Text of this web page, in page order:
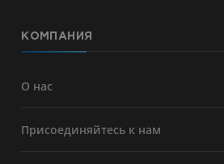
КОМПАНИЯ
О нас
Присоединяйтесь к нам